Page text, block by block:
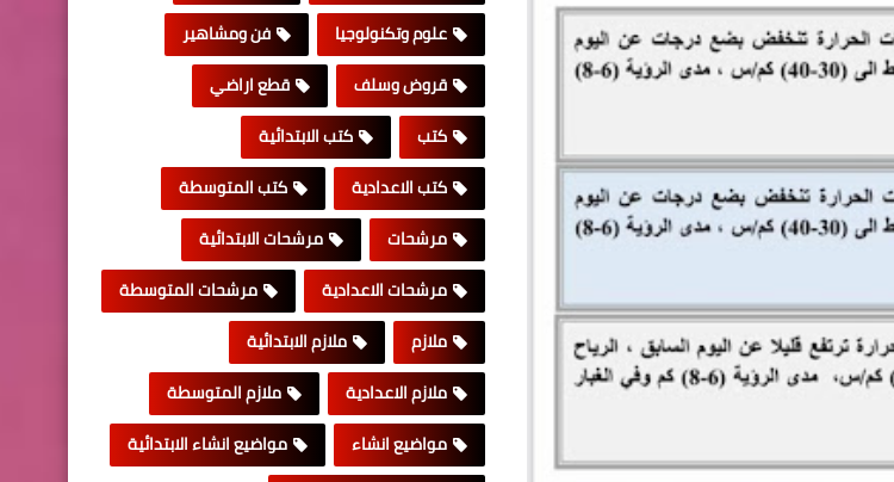
علوم وتكنولوجيا
فن ومشاهير
قروض وسلف
قطع اراضي
كتب
كتب الابتدائية
كتب الاعدادية
كتب المتوسطة
مرشحات
مرشحات الابتدائية
مرشحات الاعدادية
مرشحات المتوسطة
ملازم
ملازم الابتدائية
ملازم الاعدادية
ملازم المتوسطة
مواضيع انشاء
مواضيع انشاء الابتدائية